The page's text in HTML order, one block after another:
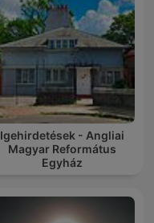
Igehirdetések - Angliai
Magyar Református
Egyház